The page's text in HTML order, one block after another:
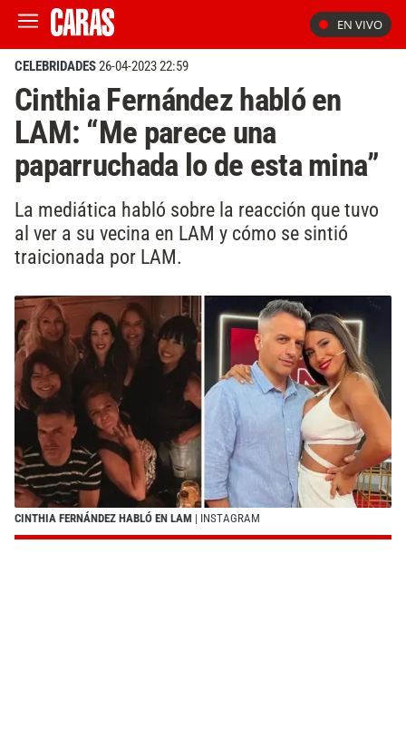
EN VIVO
CELEBRIDADES26-04-2023 22:59
Cinthia Fernández habló en
LAM: “Me parece una
paparruchada lo de esta mina”
La mediática habló sobre la reacción que tuvo
al ver a su vecina en LAM y cómo se sintió
traicionada por LAM.
CINTHIA FERNÁNDEZ HABLÓ EN LAM | INSTAGRAM